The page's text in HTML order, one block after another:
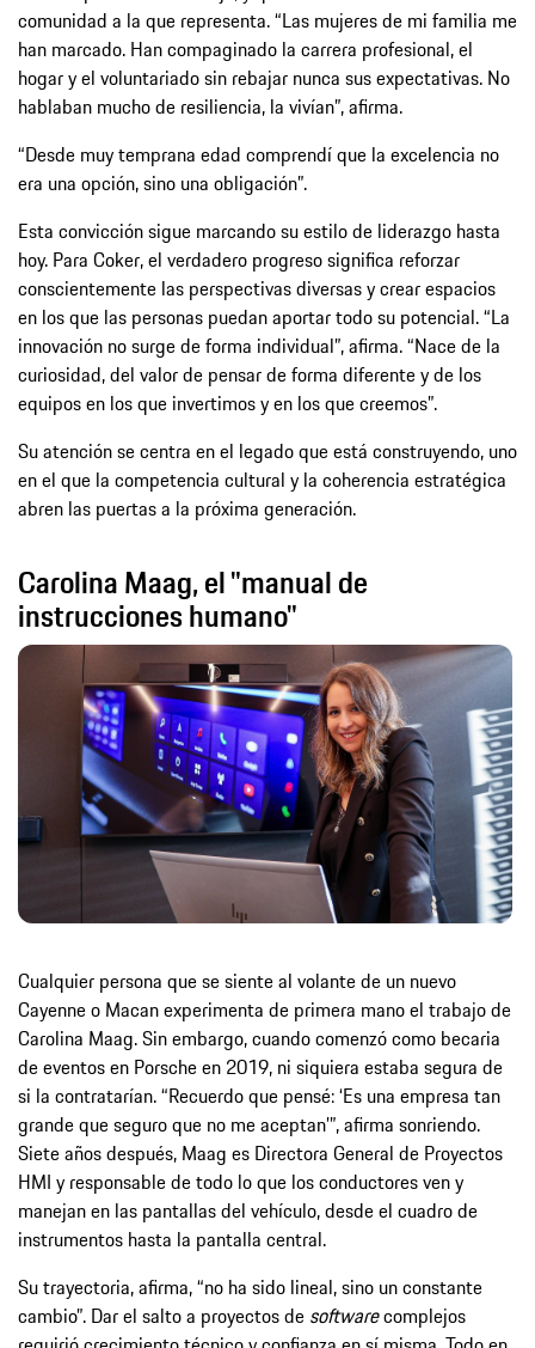
comunidad a la que representa. “Las mujeres de mi familia me
han marcado. Han compaginado la carrera profesional, el
hogar y el voluntariado sin rebajar nunca sus expectativas. No
hablaban mucho de resiliencia, la vivían”, afirma.
“Desde muy temprana edad comprendí que la excelencia no
era una opción, sino una obligación”.
Esta convicción sigue marcando su estilo de liderazgo hasta
hoy. Para Coker, el verdadero progreso significa reforzar
conscientemente las perspectivas diversas y crear espacios
en los que las personas puedan aportar todo su potencial. “La
innovación no surge de forma individual”, afirma. “Nace de la
curiosidad, del valor de pensar de forma diferente y de los
equipos en los que invertimos y en los que creemos”.
Su atención se centra en el legado que está construyendo, uno
en el que la competencia cultural y la coherencia estratégica
abren las puertas a la próxima generación.
Carolina Maag, el "manual de
instrucciones humano"
Cualquier persona que se siente al volante de un nuevo
Cayenne o Macan experimenta de primera mano el trabajo de
Carolina Maag. Sin embargo, cuando comenzó como becaria
de eventos en Porsche en 2019, ni siquiera estaba segura de
si la contratarían. “Recuerdo que pensé: ‘Es una empresa tan
grande que seguro que no me aceptan’”, afirma sonriendo.
Siete años después, Maag es Directora General de Proyectos
HMI y responsable de todo lo que los conductores ven y
manejan en las pantallas del vehículo, desde el cuadro de
instrumentos hasta la pantalla central.
Su trayectoria, afirma, “no ha sido lineal, sino un constante
cambio”. Dar el salto a proyectos de softwarecomplejos